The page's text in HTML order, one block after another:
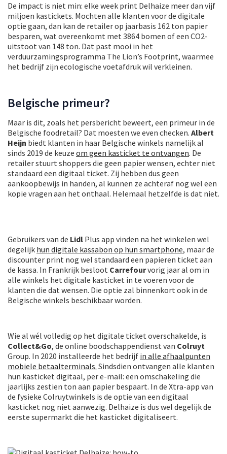
De impact is niet min: elke week print Delhaize meer dan vijf
miljoen kastickets. Mochten alle klanten voor de digitale
optie gaan, dan kan de retailer op jaarbasis 162 ton papier
besparen, wat overeenkomt met 3864 bomen of een CO2-
uitstoot van 148 ton. Dat past mooi in het
verduurzamingsprogramma The Lion’s Footprint, waarmee
het bedrijf zijn ecologische voetafdruk wil verkleinen.
Belgische primeur?
Maar is dit, zoals het persbericht beweert, een primeur in de
Belgische foodretail? Dat moesten we even checken. Albert
Heijn biedt klanten in haar Belgische winkels namelijk al
sinds 2019 de keuze om geen kasticket te ontvangen. De
retailer stuurt shoppers die geen papier wensen, echter niet
standaard een digitaal ticket. Zij hebben dus geen
aankoopbewijs in handen, al kunnen ze achteraf nog wel een
kopie vragen aan het onthaal. Helemaal hetzelfde is dat niet.
Gebruikers van de Lidl Plus app vinden na het winkelen wel
degelijk hun digitale kassabon op hun smartphone, maar de
discounter print nog wel standaard een papieren ticket aan
de kassa. In Frankrijk besloot Carrefourvorig jaar al om in
alle winkels het digitale kasticket in te voeren voor de
klanten die dat wensen. Die optie zal binnenkort ook in de
Belgische winkels beschikbaar worden.
Wie al wél volledig op het digitale ticket overschakelde, is
Collect&Go, de online boodschappendienst van Colruyt
Group. In 2020 installeerde het bedrijf in alle afhaalpunten
mobiele betaalterminals. Sindsdien ontvangen alle klanten
hun kasticket digitaal, per e-mail: een omschakeling die
jaarlijks zestien ton aan papier bespaart. In de Xtra-app van
de fysieke Colruytwinkels is de optie van een digitaal
kasticket nog niet aanwezig. Delhaize is dus wel degelijk de
eerste supermarkt die het kasticket digitaliseert.